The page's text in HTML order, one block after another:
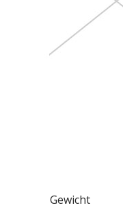
Gewicht